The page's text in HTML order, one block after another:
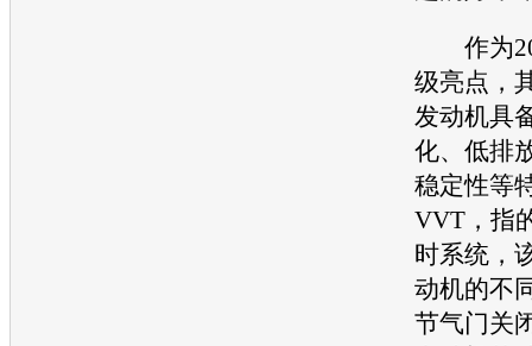
作为
级亮点，
发动机具
化、低排
稳定性等
VVT，指
时系统，
动机的不
节气门关